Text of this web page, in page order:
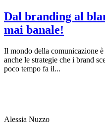
Dal branding al
mai banale!
Il mondo della comunicazione
anche le strategie che i brand
poco tempo fa il...
Alessia Nuzzo